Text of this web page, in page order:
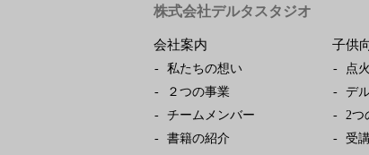
株式会社デルタスタジオ
会社案内
私たちの想い
２つの事業
チームメンバー
書籍の紹介
子供
点火
デ
2つ
受